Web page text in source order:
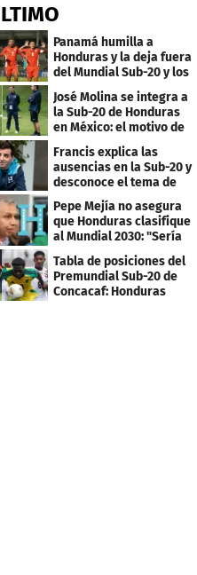
Panamá humilla a
Honduras y la deja fuera
del Mundial Sub-20 y los
Juegos Olímpicos
José Molina se integra a
la Sub-20 de Honduras
en México: el motivo de
su viaje
Francis explica las
ausencias en la Sub-20 y
desconoce el tema de
los tiktokers
Pepe Mejía no asegura
que Honduras clasifique
al Mundial 2030: "Sería
mentir"
Tabla de posiciones del
Premundial Sub-20 de
Concacaf: Honduras